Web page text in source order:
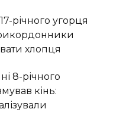
річного угорця
хлопця
8-річного
кінь: